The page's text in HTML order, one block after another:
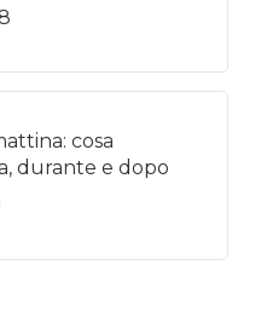
cosa
durante e dopo